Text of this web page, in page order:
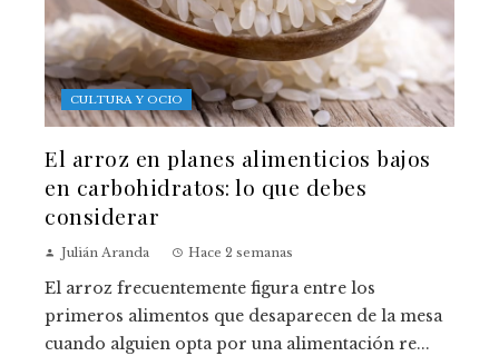
CULTURA Y OCIO
El arroz en planes alimenticios bajos
en carbohidratos: lo que debes
considerar
Julián Aranda Hace 2 semanas
El arroz frecuentemente figura entre los
primeros alimentos que desaparecen de la mesa
cuando alguien opta por una alimentación re...